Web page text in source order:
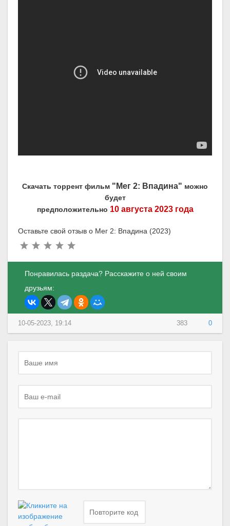
Скачать торрент фильм "Мег 2: Впадина" можно
будет
предположительно 10 августа 2023 года
Оставьте свой отзыв о Мег 2: Впадина (2023)
Понравилась раздача? Расскажите о ней своим
друзьям:
383 0
10-05-2023, 19:14